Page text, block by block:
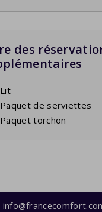
des
Lit
Paquet de serviettes
Paquet torchon